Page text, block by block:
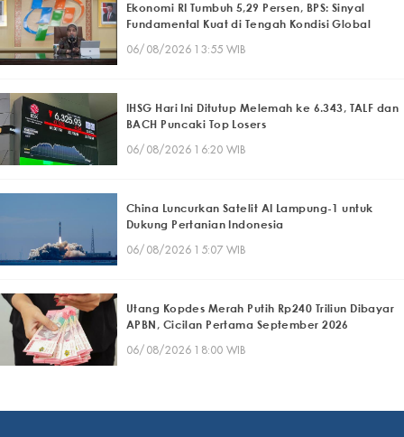
Ekonomi RI Tumbuh 5,29 Persen, BPS: Sinyal
Fundamental Kuat di Tengah Kondisi Global
06/08/2026 13:55 WIB
IHSG Hari Ini Ditutup Melemah ke 6.343, TALF dan
BACH Puncaki Top Losers
06/08/2026 16:20 WIB
China Luncurkan Satelit AI Lampung-1 untuk
Dukung Pertanian Indonesia
06/08/2026 15:07 WIB
Utang Kopdes Merah Putih Rp240 Triliun Dibayar
APBN, Cicilan Pertama September 2026
06/08/2026 18:00 WIB